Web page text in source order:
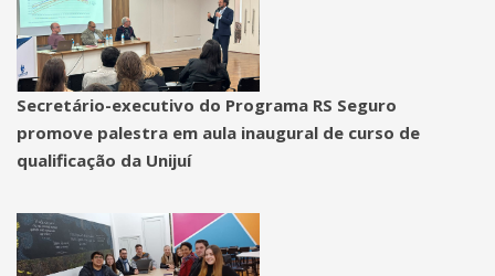
Secretário-executivo do Programa RS Seguro
promove palestra em aula inaugural de curso de
qualificação da Unijuí